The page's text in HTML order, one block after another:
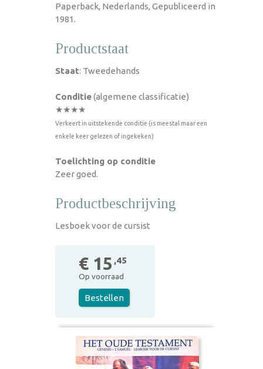
Paperback, Nederlands, Gepubliceerd in
1981.
Productstaat
Staat: Tweedehands
Conditie(algemene classificatie)
★★★★
Verkeert in uitstekende conditie (is meestal maar een
enkele keer gelezen of ingekeken)
Toelichting op conditie
Zeer goed.
Productbeschrijving
Lesboek voor de cursist
€ 15 ,45
Op voorraad
Bestellen